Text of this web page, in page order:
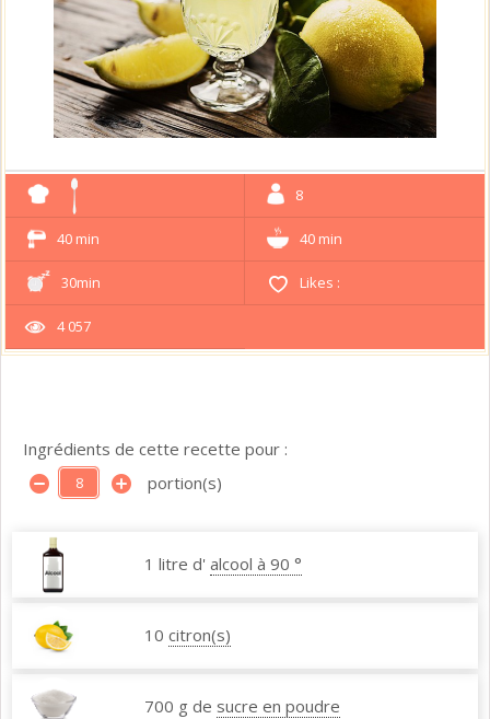
8
40 min 40 min
30min Likes :
4 057
Ingrédients de cette recette pour :
portion(s)
1 litre d' alcool à 90 °
10 citron(s)
700 g de sucre en poudre